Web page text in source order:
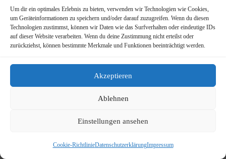
Um dir ein optimales Erlebnis zu bieten, verwenden wir Technologien wie Cookies,
um Geräteinformationen zu speichern und/oder darauf zuzugreifen. Wenn du diesen
Technologien zustimmst, können wir Daten wie das Surfverhalten oder eindeutige IDs
auf dieser Website verarbeiten. Wenn du deine Zustimmung nicht erteilst oder
zurückziehst, können bestimmte Merkmale und Funktionen beeinträchtigt werden.
Akzeptieren
Ablehnen
Einstellungen ansehen
Cookie-RichtlinieDatenschutzerklärungImpressum
Eindrücke vom Martinszug 2023 18. November 2023
„Hubertusklause“ öffnet (endlich) wieder 12. November 2023
Neuer Standort der Jugendarbeit „op Jöck“ vom
JUgendZEntrum Haus Michael 9. November 2023
(Haus der Begegnung St. Peter Vilich) 8. November 2023
Martinszug 2023 3. November 2023